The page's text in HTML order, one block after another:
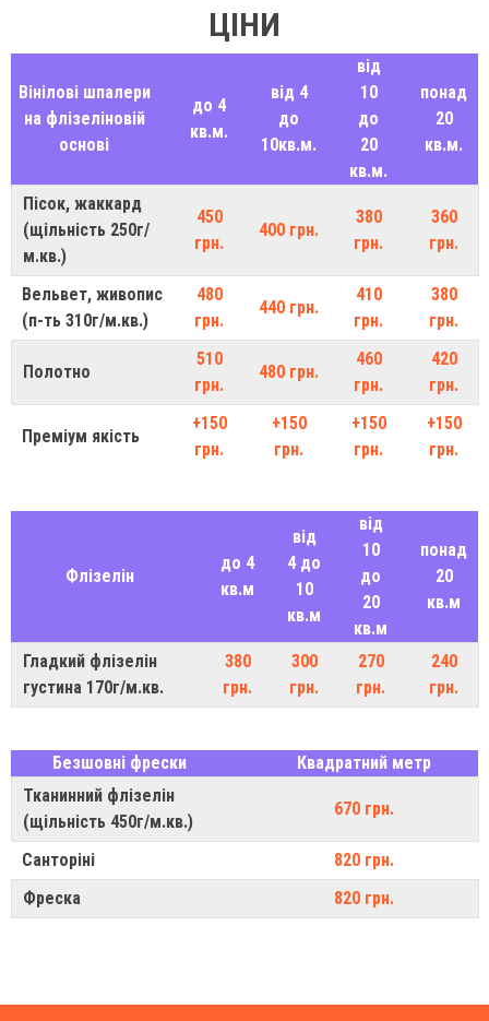
ЦІНИ
Вінілові шпалери
на флізеліновій
основі
до 4
кв.м.
від 4
до
10кв.м.
від
10
до
20
кв.м.
понад
20
кв.м.
Пісок, жаккард
(щільність 250г/
м.кв.)
450
грн.
400 грн.
380
грн.
360
грн.
Вельвет, живопис
(п-ть 310г/м.кв.)
480
грн.
440 грн.
410
грн.
380
грн.
Полотно
510
грн.
480 грн.
460
грн.
420
грн.
Преміум якість
+150
грн.
+150
грн.
+150
грн.
+150
грн.
Флізелін
до 4
кв.м
від
4 до
10
кв.м
від
10
до
20
кв.м
понад
20
кв.м
Гладкий флізелін
густина 170г/м.кв.
380
грн.
300
грн.
270
грн.
240
грн.
Безшовні фрески
Квадратний метр
Тканинний флізелін
(щільність 450г/м.кв.)
670 грн.
Санторіні
820 грн.
Фреска
820 грн.